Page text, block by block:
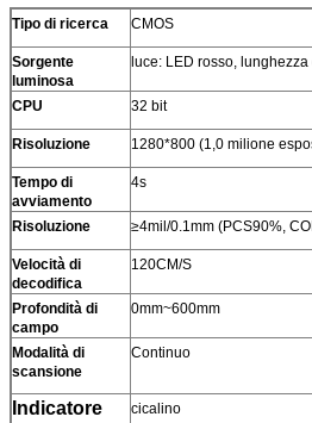
Tipo di ricerca CMOS
Sorgente
luminosa
luce: LED rosso,
CPU 32 bit
Risoluzione 1280*800 (1,0 milione
Tempo di
avviamento
4s
Risoluzione ≥4mil/0.1mm (PCS90%,
Velocità di
decodifica
120CM/S
Profondità di
campo
0mm~600mm
Modalità di
scansione
Continuo
Indicatore cicalino